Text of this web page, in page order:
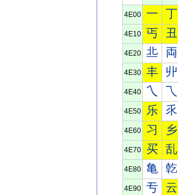
4E00 一 丁
4E10 丐 丑
4E20 丠 両
4E30 丰 丱
4E40 乀 乁
4E50 乐 乑
4E60 习 乡
4E70 买 乱
4E80 亀 亁
4E90 亐 云